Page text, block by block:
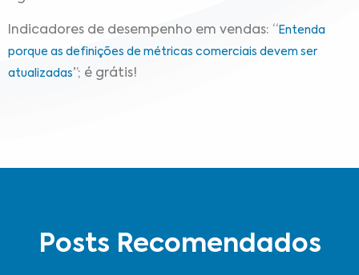
Indicadores de desempenho em vendas: “ Entenda
porque as definições de métricas comerciais devem ser
atualizadas”; é grátis!
Posts Recomendados